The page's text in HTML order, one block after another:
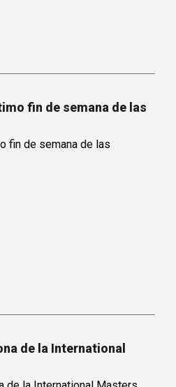
fin de semana de las
de la International